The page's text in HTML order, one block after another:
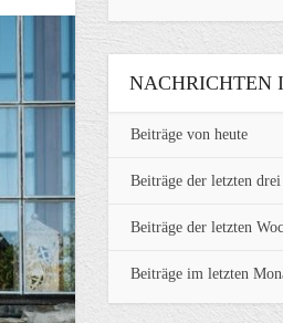
NACHRICHTEN
Beiträge von heute
Beiträge der letzten drei
Beiträge der letzten
Beiträge im letzten